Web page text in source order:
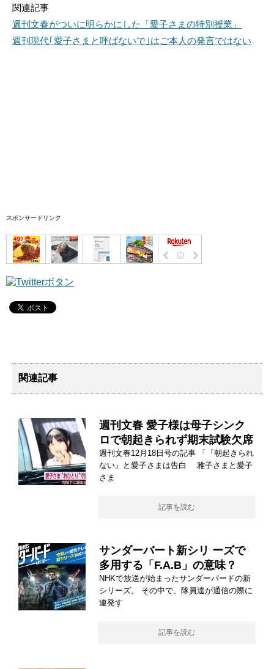
関連記事
週刊文春がついに明らかにした「愛子さまの特別授業」
週刊現代｢愛子さまと呼ばないで｣はご本人の発言ではない
スポンサードリンク
関連記事
週刊文春 愛子様は母子シンク
ロで朝起きられず期末試験欠席
週刊文春12月18日号の記事 「『朝起きられ
ない』と愛子さまは告白 雅子さまと愛子
さま
記事を読む
サンダーバート新シリ ーズで
多用する「F.A.B」の意味？
NHKで放送が始まったサンダーバードの新
シリーズ。 その中で、隊員達が通信の際に
連発す
記事を読む